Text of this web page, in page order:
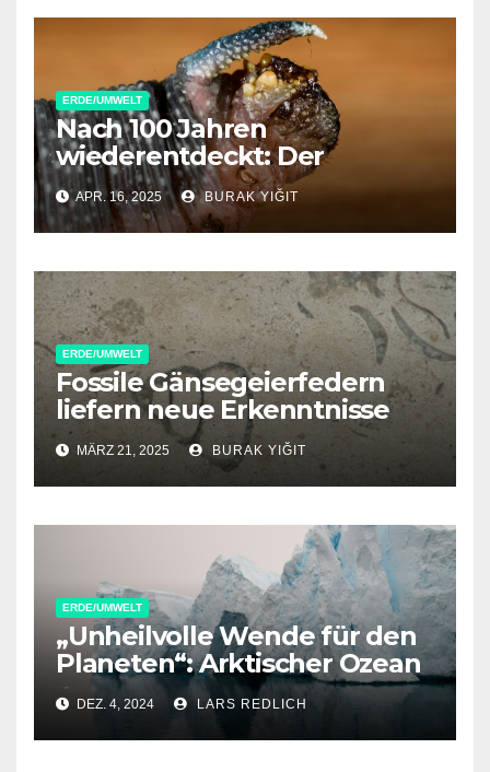
ERDE/UMWELT
Nach 100 Jahren
wiederentdeckt: Der
Himalaya-Samtwurm kehrt
zurück
APR. 16, 2025 BURAK YIĞIT
ERDE/UMWELT
Fossile Gänsegeierfedern
liefern neue Erkenntnisse
über ungewöhnliche
Vulkanversteinerung
MÄRZ 21, 2025 BURAK YIĞIT
ERDE/UMWELT
„Unheilvolle Wende für den
Planeten“: Arktischer Ozean
könnte in nur drei Jahren
erstmals eisfrei sein
DEZ. 4, 2024 LARS REDLICH